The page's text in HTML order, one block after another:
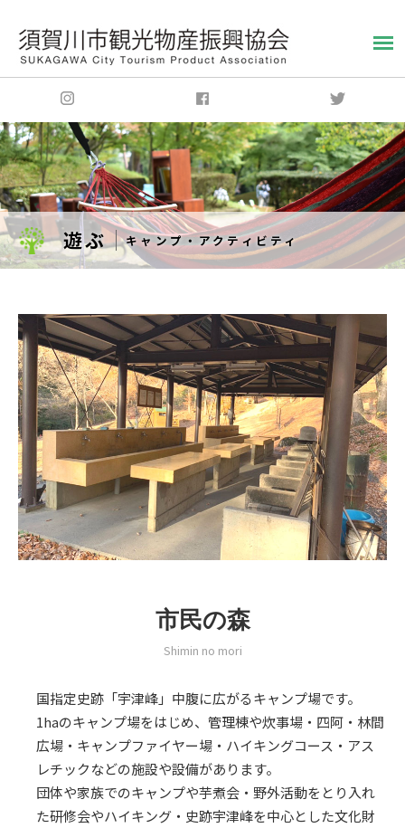
遊ぶ キャンプ・アクティビティ
市民の森
Shimin no mori
国指定史跡「宇津峰」中腹に広がるキャンプ場です。
1haのキャンプ場をはじめ、管理棟や炊事場・四阿・林間
広場・キャンプファイヤー場・ハイキングコース・アス
レチックなどの施設や設備があります。
団体や家族でのキャンプや芋煮会・野外活動をとり入れ
た研修会やハイキング・史跡宇津峰を中心とした文化財